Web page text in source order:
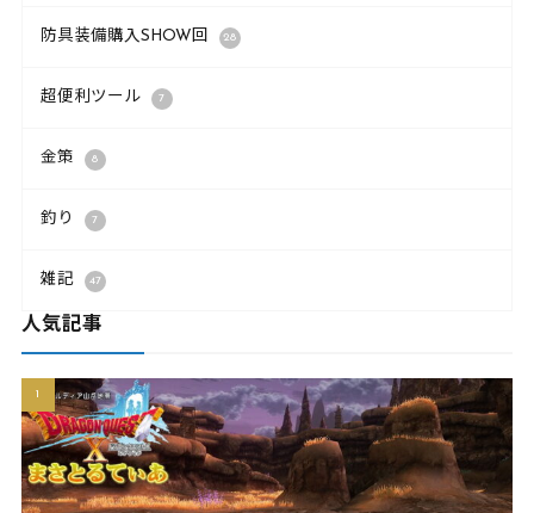
防具装備購入SHOW回 28
超便利ツール 7
金策 8
釣り 7
雑記 47
人気記事